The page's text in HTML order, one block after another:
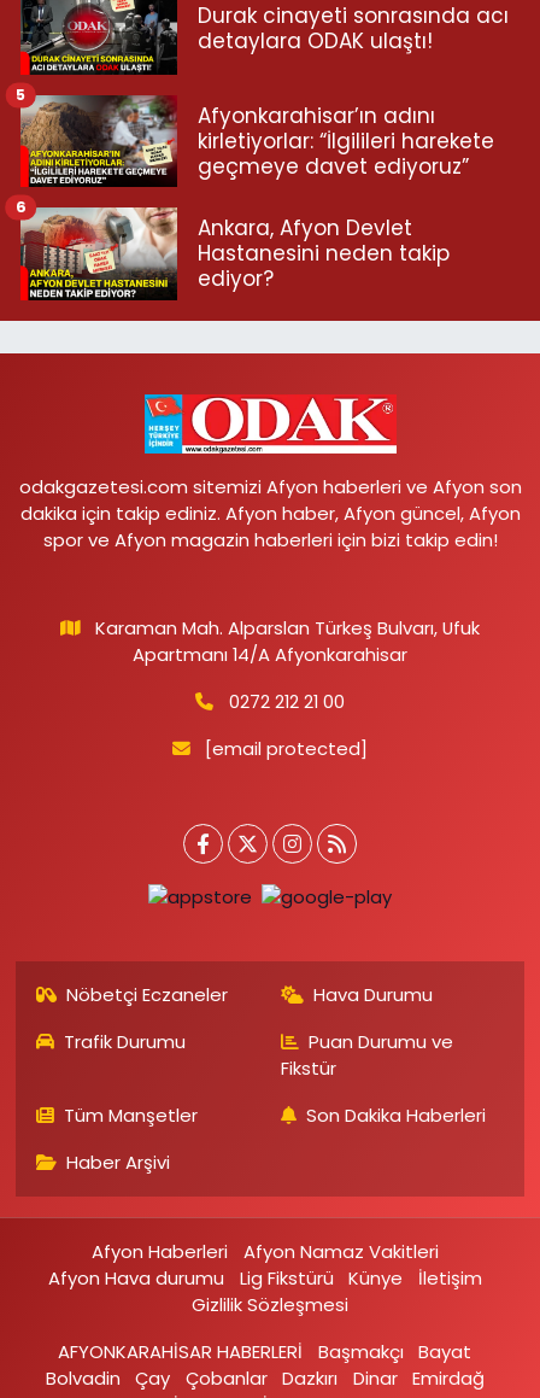
Durak cinayeti sonrasında acı
detaylara ODAK ulaştı!
Afyonkarahisar’ın adını
kirletiyorlar: “İlgilileri harekete
geçmeye davet ediyoruz”
5
Ankara, Afyon Devlet
Hastanesini neden takip
ediyor?
6
odakgazetesi.com sitemizi Afyon haberleri ve Afyon son
dakika için takip ediniz. Afyon haber, Afyon güncel, Afyon
spor ve Afyon magazin haberleri için bizi takip edin!
Karaman Mah. Alparslan Türkeş Bulvarı, Ufuk
Apartmanı 14/A Afyonkarahisar
0272 212 21 00
[email protected]
Nöbetçi Eczaneler
Hava Durumu
Trafik Durumu
Puan Durumu ve
Fikstür
Tüm Manşetler
Son Dakika Haberleri
Haber Arşivi
Afyon Haberleri
Afyon Namaz Vakitleri
Afyon Hava durumu
Lig Fikstürü Künye
İletişim
Gizlilik Sözleşmesi
AFYONKARAHİSAR HABERLERİ
Başmakçı
Bayat
Bolvadin
Çay Çobanlar Dazkırı Dinar Emirdağ‎